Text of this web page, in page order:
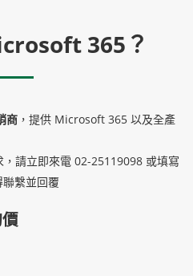
365？
商 ，提供 Microsoft 365 以及全產
請立即來電 02-25119098 或填寫
繫並回覆